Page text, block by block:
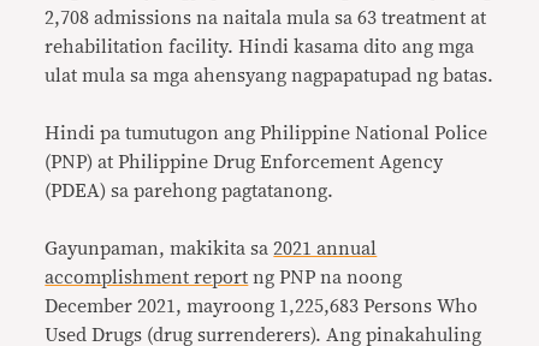
2,708 admissions na naitala mula sa 63 treatment at
rehabilitation facility. Hindi kasama dito ang mga
ulat mula sa mga ahensyang nagpapatupad ng batas.
Hindi pa tumutugon ang Philippine National Police
(PNP) at Philippine Drug Enforcement Agency
(PDEA) sa parehong pagtatanong.
Gayunpaman, makikita sa2021 annual
accomplishment report ng PNP na noong
December 2021, mayroong 1,225,683 Persons Who
Used Drugs (drug surrenderers). Ang pinakahuling